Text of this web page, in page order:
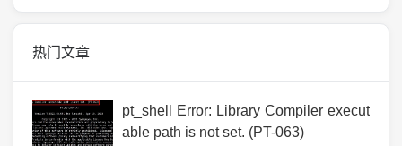
热门文章
pt_shell Error: Library Compiler execut
able path is not set. (PT-063)